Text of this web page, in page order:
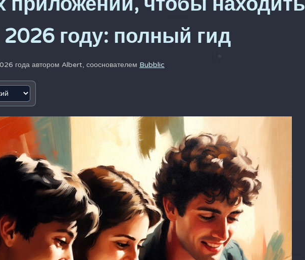
2026 году: полный гид
года автором Albert, сооснователем Bubblic